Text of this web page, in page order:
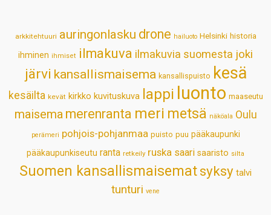
p
k
n
s
t
arkkitehtuuri auringonlasku drone hailuoto Helsinki historia
ihminen ihmiset ilmakuva ilmakuvia suomesta joki
järvi kansallismaisema kansallispuisto kesä
kesäilta kevät kirkko kuvituskuva lappi luonto maaseutu
maisema merenranta meri metsä näköala Oulu
perämeri pohjois-pohjanmaa puisto puu pääkaupunki
pääkaupunkiseutu ranta retkeily ruska saari saaristo silta
Suomen kansallismaisematsyksy talvi
tunturi vene